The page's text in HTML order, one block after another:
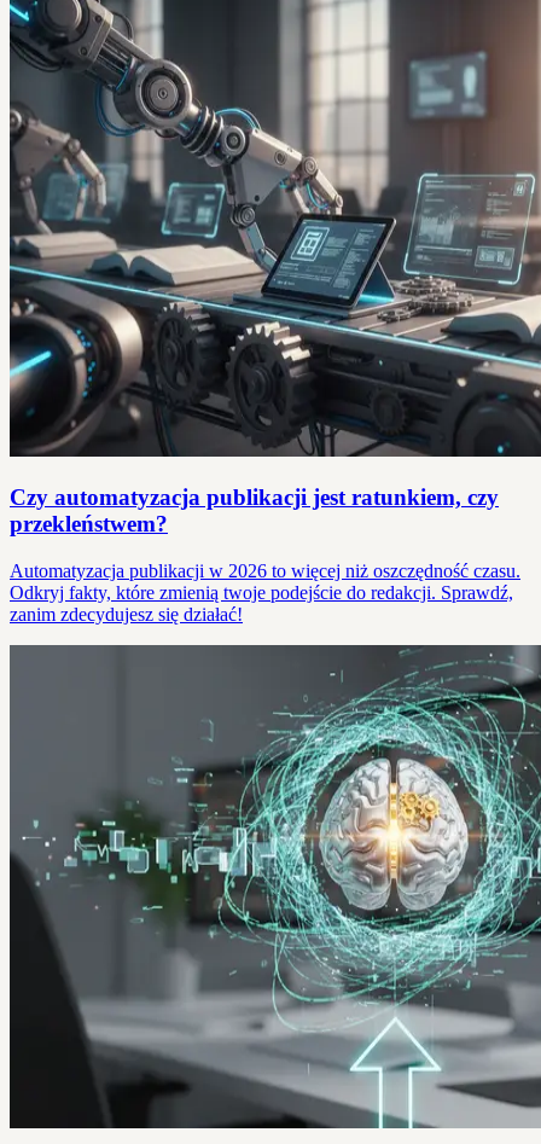
Czy automatyzacja publikacji jest ratunkiem, czy
przekleństwem?
Automatyzacja publikacji w 2026 to więcej niż oszczędność czasu.
Odkryj fakty, które zmienią twoje podejście do redakcji. Sprawdź,
zanim zdecydujesz się działać!